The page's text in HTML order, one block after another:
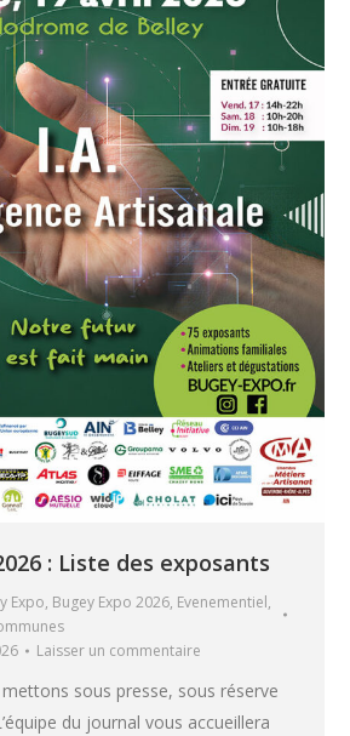
: Liste des exposants
Expo, Bugey Expo 2026, Evenementiel,
Laisser un commentaire
mettons sous presse, sous réserve
du journal vous accueillera